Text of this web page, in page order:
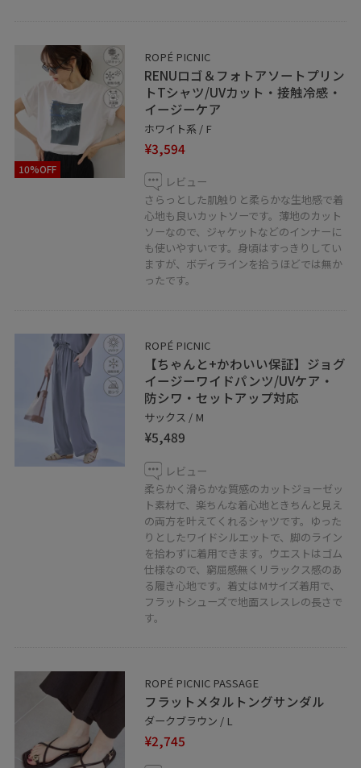
10%OFF
ROPÉ PICNIC
RENUロゴ＆フォトアソートプリン
トTシャツ/UVカット・接触冷感・
イージーケア
ホワイト系 / F
¥3,594
レビュー
さらっとした肌触りと柔らかな生地感で着
心地も良いカットソーです。薄地のカット
ソーなので、ジャケットなどのインナーに
も使いやすいです。身頃はすっきりしてい
ますが、ボディラインを拾うほどでは無か
ったです。
ROPÉ PICNIC
【ちゃんと+かわいい保証】ジョグ
イージーワイドパンツ/UVケア・
防シワ・セットアップ対応
サックス / M
¥5,489
レビュー
柔らかく滑らかな質感のカットジョーゼッ
ト素材で、楽ちんな着心地ときちんと見え
の両方を叶えてくれるシャツです。ゆった
りとしたワイドシルエットで、脚のライン
を拾わずに着用できます。ウエストはゴム
仕様なので、窮屈感無くリラックス感のあ
る履き心地です。着丈はMサイズ着用で、
フラットシューズで地面スレスレの長さで
す。
ROPÉ PICNIC PASSAGE
フラットメタルトングサンダル
ダークブラウン / L
¥2,745